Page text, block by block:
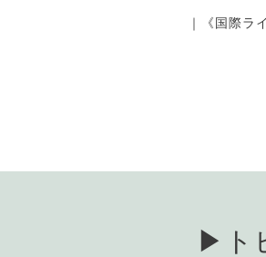
｜《国際ラ
▶︎ト